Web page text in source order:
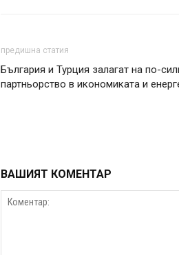
предишна статия
България и Турция залагат на по-
партньорство в икономиката и
ВАШИЯТ КОМЕНТАР